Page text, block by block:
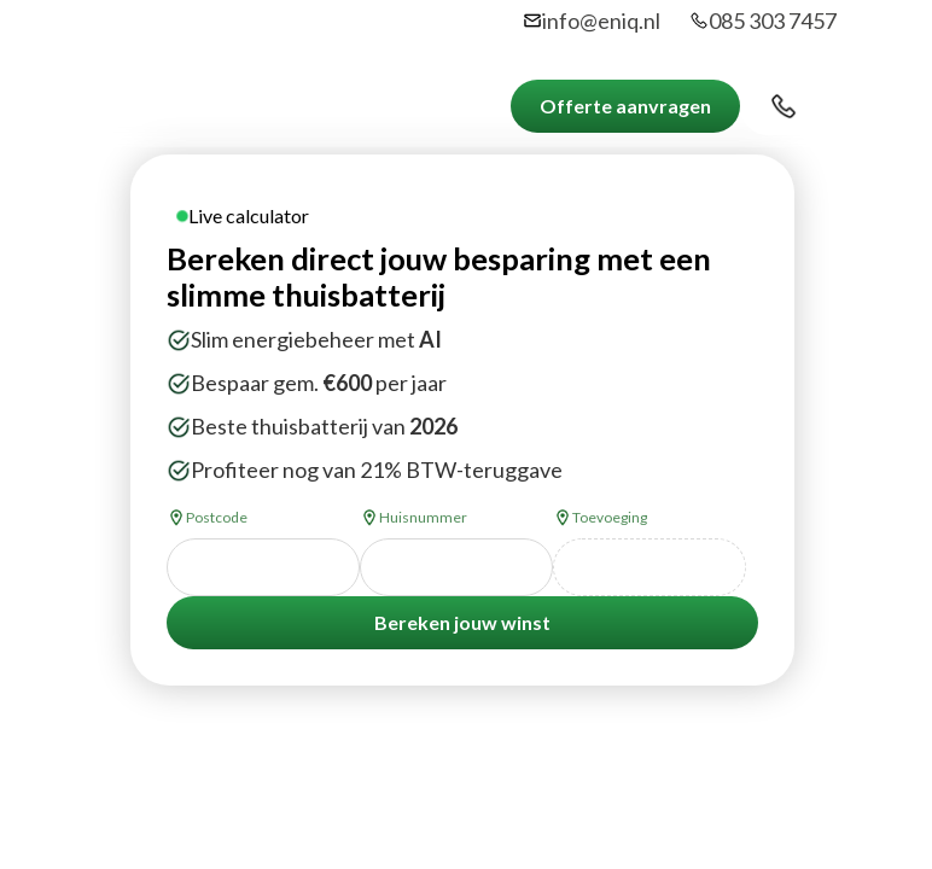
info@eniq.nl 085 303 7457
Offerte aanvragen
Live calculator
Bereken direct jouw besparing met een
slimme thuisbatterij
Slim energiebeheer metAI
Bespaar gem. €600per jaar
Beste thuisbatterij van 2026
Profiteer nog van 21% BTW-teruggave
Postcode Huisnummer Toevoeging